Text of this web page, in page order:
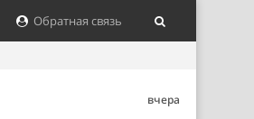
Обратная связь
вчера